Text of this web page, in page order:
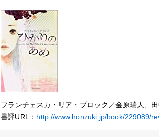
フランチェスカ・リア・ブロック／金原瑞人、
書評URL： http://www.honzuki.jp/book/229089/